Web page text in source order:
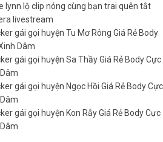
lynn lộ clip nóng cùng bạn trai quên tắt
livestream
gái gọi huyện Tu Mơ Rông Giá Rẻ Body
Dâm
gái gọi huyện Sa Thầy Giá Rẻ Body Cực
gái gọi huyện Ngọc Hồi Giá Rẻ Body Cực
gái gọi huyện Kon Rẫy Giá Rẻ Body Cực